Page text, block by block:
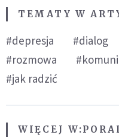
TEMATY W
#depresja #dialog
#rozmowa
#jak radzić
WIĘCEJ W: